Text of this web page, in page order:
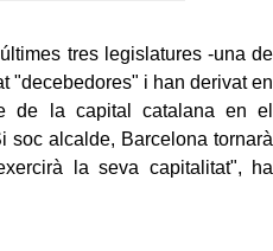
tres legislatures -una de
"decebedores" i han derivat en
de la capital catalana en el
soc alcalde, Barcelona tornarà
la seva capitalitat", ha